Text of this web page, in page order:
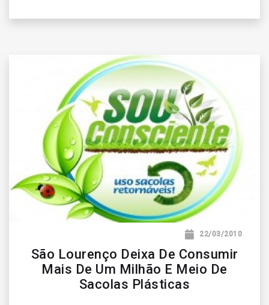
22/03/2010
São Lourenço Deixa De Consumir
Mais De Um Milhão E Meio De
Sacolas Plásticas